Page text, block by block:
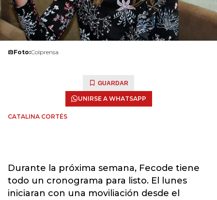
Foto:Colprensa
GUARDAR
UNIRSE A WHATSAPP
CATALINA CORTÉS
Durante la próxima semana, Fecode tiene
todo un cronograma para listo. El lunes
iniciaran con una moviliación desde el